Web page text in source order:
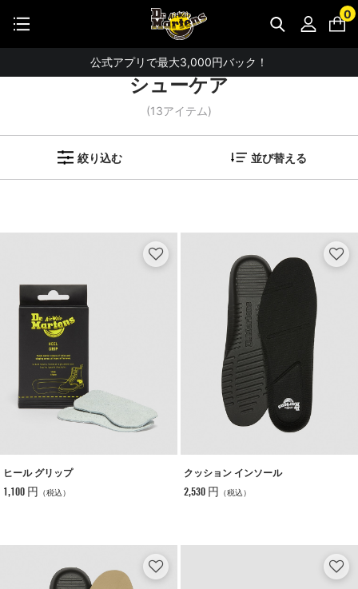
0
【お知らせ】佐川急便：熊本地震にともなう配送への影響について
STUDENT DISCOUNTで5%OFF！
公式アプリで最大3,000円バック！
【重要】パスワード再設定のお願い
【重要なお知らせ】偽サイトにご注意ください。
お友達にポイントをプレゼントできる機能が新登場！
会員特典に2000円・3000円OFFが新登場！
ドクターマーチン公式アプリをダウンロード！
11,000円以上で送料無料・サイズ交換無料
ホーム 検索ワード：シューケア
シューケア
(13アイテム)
絞り込む 並び替える
ヒール グリップ
1,100 円 （税込）
クッション インソール
2,530 円 （税込）